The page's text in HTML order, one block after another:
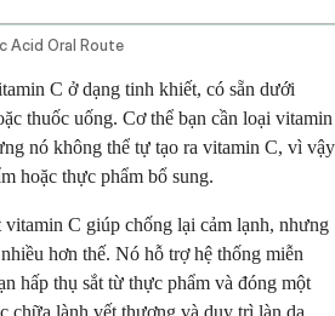
Acid Oral Route
C ở dạng tinh khiết, có sẵn dưới
thuốc uống. Cơ thể bạn cần loại vitamin
nó không thể tự tạo ra vitamin C, vì vậy
hoặc thực phẩm bổ sung.
C giúp chống lại cảm lạnh, nhưng
hơn thế. Nó hỗ trợ hệ thống miễn
hấp thụ sắt từ thực phẩm và đóng một